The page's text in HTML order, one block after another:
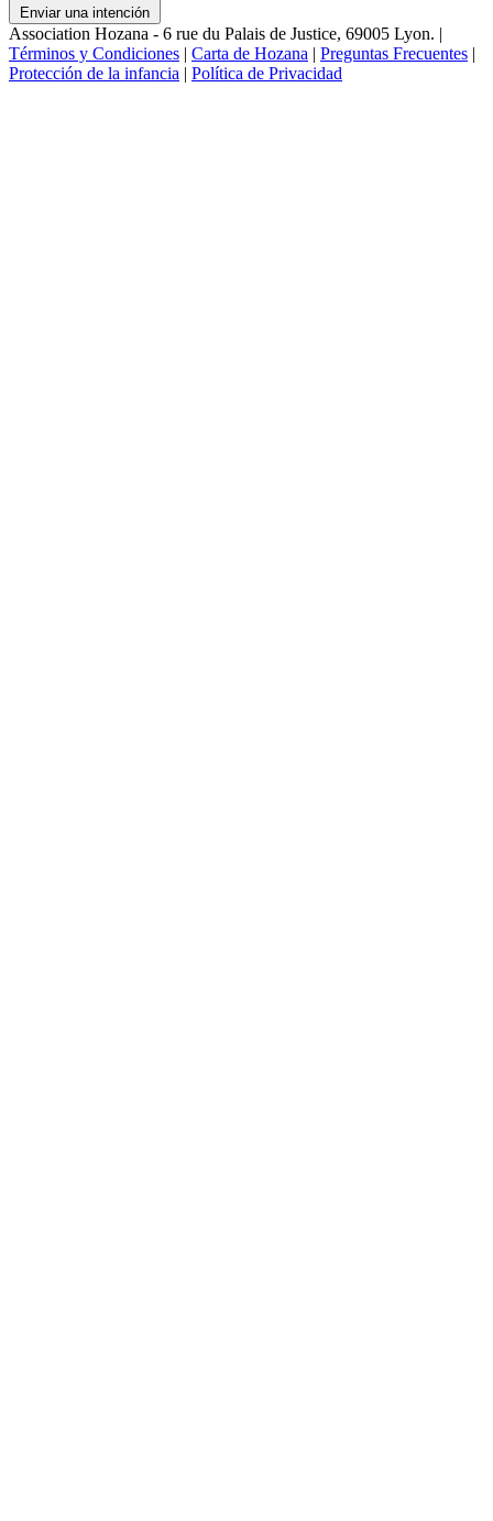
Enviar una intención
Association Hozana - 6 rue du Palais de Justice, 69005 Lyon. |
Términos y Condiciones | Carta de Hozana | Preguntas Frecuentes |
Protección de la infancia | Política de Privacidad